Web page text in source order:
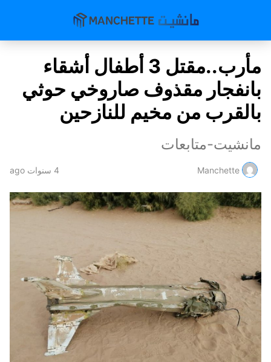
مأرب..مقتل 3 أطفال أشقاء
بانفجار مقذوف صاروخي حوثي
بالقرب من مخيم للنازحين
مانشيت-متابعات
Manchette 4 سنوات ago